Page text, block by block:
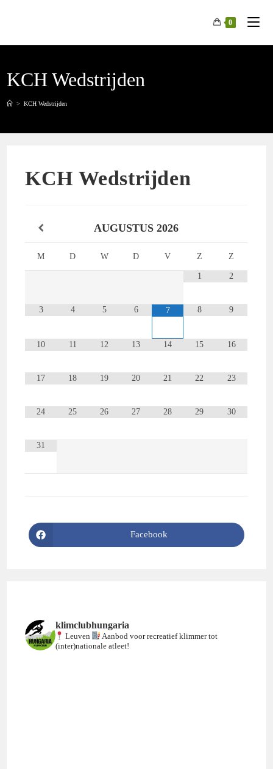
0
KCH Wedstrijden
> KCH Wedstrijden
KCH Wedstrijden
AUGUSTUS 2026
M D W D V Z Z
1 2
3 4 5 6 7 8 9
10 11 12 13 14 15 16
17 18 19 20 21 22 23
24 25 26 27 28 29 30
31
DEEL
DEZE
INHOUD
Wordt
geopend
Facebook
klimclubhungaria
Leuven
Aanbod voor recreatief klimmer tot
(inter)nationale atleet!